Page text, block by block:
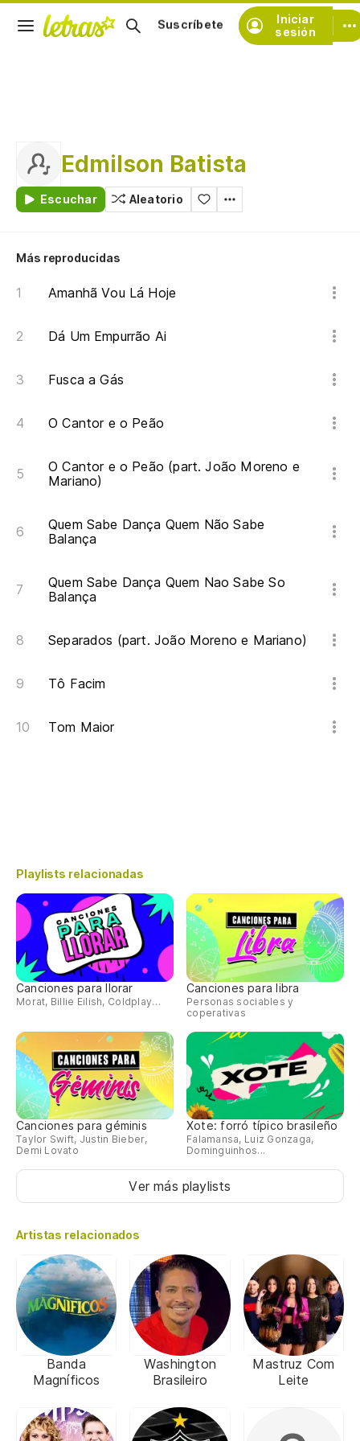
Iniciar
sesión
Suscríbete
Edmilson Batista
Escuchar Aleatorio
Más reproducidas
Amanhã Vou Lá Hoje
Dá Um Empurrão Ai
Fusca a Gás
O Cantor e o Peão
O Cantor e o Peão (part. João Moreno e
Mariano)
Quem Sabe Dança Quem Não Sabe
Balança
Quem Sabe Dança Quem Nao Sabe So
Balança
Separados (part. João Moreno e Mariano)
Tô Facim
Tom Maior
Playlists relacionadas
Canciones para llorar
Morat, Billie Eilish, Coldplay…
Canciones para libra
Personas sociables y
coperativas
Canciones para géminis
Taylor Swift, Justin Bieber,
Demi Lovato
Xote: forró típico brasileño
Falamansa, Luiz Gonzaga,
Dominguinhos...
Ver más playlists
Artistas relacionados
Banda
Magníficos
Washington
Brasileiro
Mastruz Com
Leite